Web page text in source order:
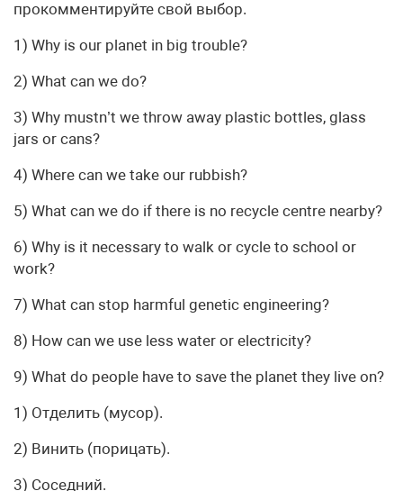
прокомментируйте свой выбор.
1) Why is our planet in big trouble?
2) What can we do?
3) Why mustn’t we throw away plastic bottles, glass
jars or cans?
4) Where can we take our rubbish?
5) What can we do if there is no recycle centre nearby?
6) Why is it necessary to walk or cycle to school or
work?
7) What can stop harmful genetic engineering?
8) How can we use less water or electricity?
9) What do people have to save the planet they live on?
1) Отделить (мусор).
2) Винить (порицать).
3) Соседний.